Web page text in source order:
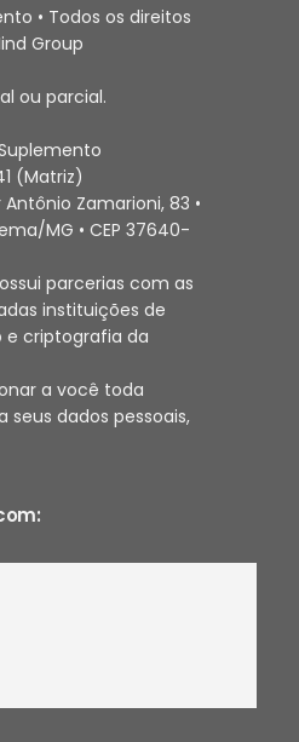
• Todos os direitos
Group
ou parcial.
(Matriz)
Zamarioni, 83 •
MG • CEP 37640-
parcerias com as
instituições de
criptografia da
a você toda
dados pessoais,